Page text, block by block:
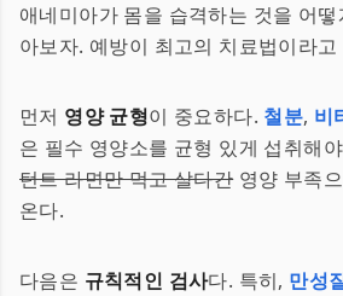
애네미아가 몸을 습격하는 것을 어
아보자. 예방이 최고의 치료법이라
먼저 영양 균형이 중요하다. 철분, 비
은 필수 영양소를 균형 있게 섭취
턴트 라면만 먹고 살다간영양 부족
온다.
다음은 규칙적인 검사다. 특히, 만성